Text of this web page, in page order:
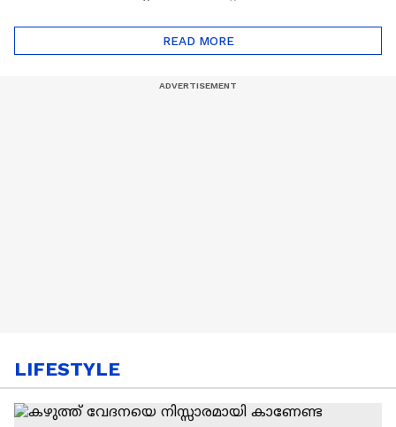
ഒറിയോണിന്റെ യാത്ര
ആരംഭിച്ചു
READ MORE
LIFESTYLE